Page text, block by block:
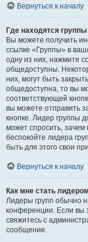
Вернуться к началу
Где находятся
Вы можете получить
ссылке «Группы» в
одну из них, нажмите
общедоступны.
них, могут быть
общедоступна, то вы
соответствующей
вы можете отправить
кнопке. Лидер группы
может спросить,
беспокойте лидера
быть для этого свои
Вернуться к началу
Как мне стать
Лидеры групп обычно
конференции. Если вы
свяжитесь с
сообщение.